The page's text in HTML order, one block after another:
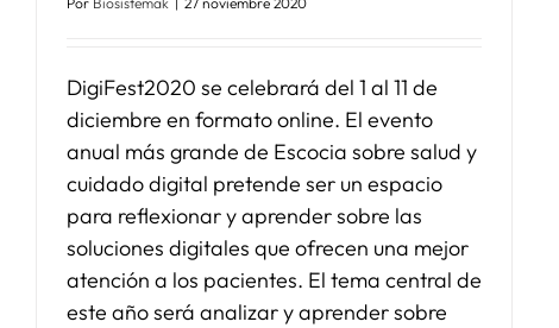
DigiFest2020 se celebrará del 1 al 11 de
diciembre en formato online. El evento
anual más grande de Escocia sobre salud y
cuidado digital pretende ser un espacio
para reflexionar y aprender sobre las
soluciones digitales que ofrecen una mejor
atención a los pacientes. El tema central de
este año será analizar y aprender sobre